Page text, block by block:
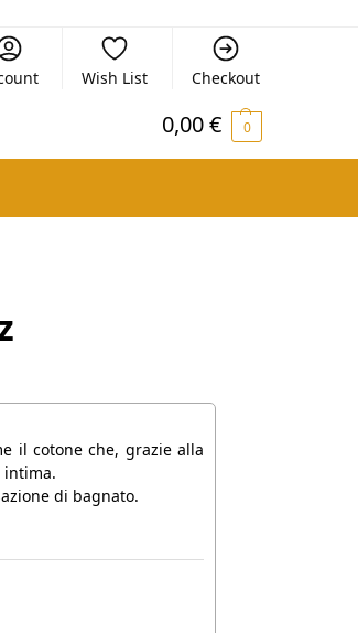
Wish List Checkout
0,00€ 0
il cotone che, grazie alla
intima.
di bagnato.